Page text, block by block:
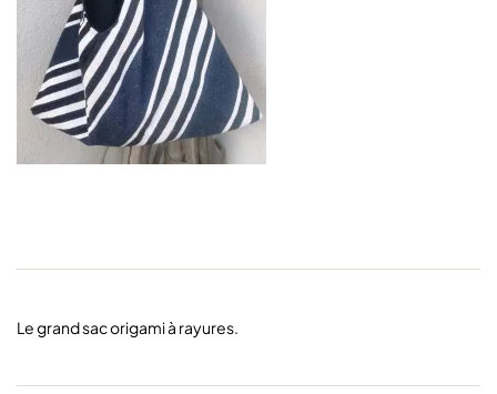
Le grand sac origami à rayures.